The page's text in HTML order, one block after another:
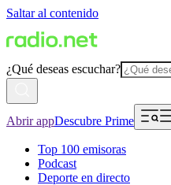
Saltar al contenido
¿Qué deseas escuchar?
Abrir appDescubre Prime
Top 100 emisoras
Podcast
Deporte en directo